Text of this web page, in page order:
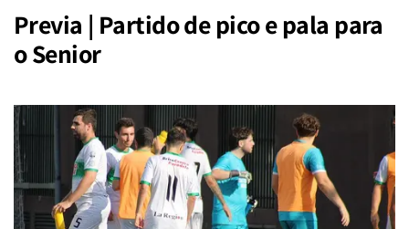
Previa | Partido de pico e pala para
o Senior